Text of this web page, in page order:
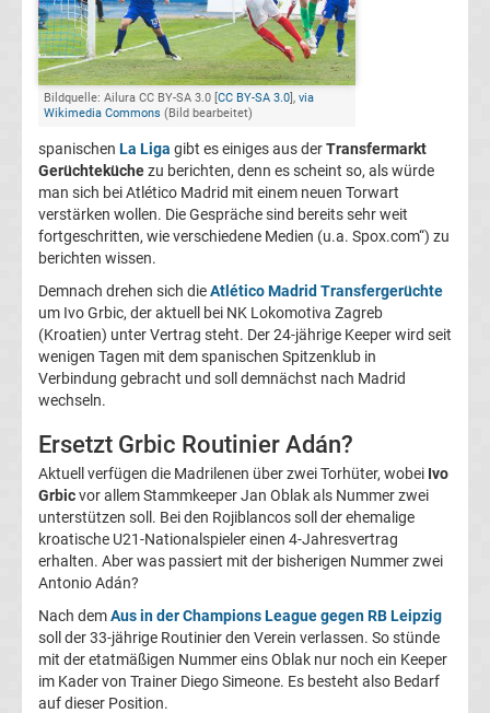
Italien
Transfergerüchte
Top-
Aktuell
Bundesliga
Tabelle
Bundesliga
Ergebnisse
Liga
Ergebnisse
3.
Liga
Bildquelle: Ailura CC BY-SA 3.0 [CC BY-SA 3.0], via
Wikimedia Commons (Bild bearbeitet)
spanischen La Liga gibt es einiges aus derTransfermarkt
Gerüchteküchezu berichten, denn es scheint so, als würde
man sich bei Atlético Madrid mit einem neuen Torwart
verstärken wollen. Die Gespräche sind bereits sehr weit
fortgeschritten, wie verschiedene Medien (u.a. Spox.com“) zu
berichten wissen.
Demnach drehen sich dieAtlético Madrid Transfergerüchte
um Ivo Grbic, der aktuell bei NK Lokomotiva Zagreb
(Kroatien) unter Vertrag steht. Der 24-jährige Keeper wird seit
wenigen Tagen mit dem spanischen Spitzenklub in
Verbindung gebracht und soll demnächst nach Madrid
wechseln.
Ersetzt Grbic Routinier Adán?
Aktuell verfügen die Madrilenen über zwei Torhüter, wobei Ivo
Grbicvor allem Stammkeeper Jan Oblak als Nummer zwei
unterstützen soll. Bei den Rojiblancos soll der ehemalige
kroatische U21-Nationalspieler einen 4-Jahresvertrag
erhalten. Aber was passiert mit der bisherigen Nummer zwei
Antonio Adán?
Nach demAus in der Champions League gegen RB Leipzig
soll der 33-jährige Routinier den Verein verlassen. So stünde
mit der etatmäßigen Nummer eins Oblak nur noch ein Keeper
im Kader von Trainer Diego Simeone. Es besteht also Bedarf
auf dieser Position.